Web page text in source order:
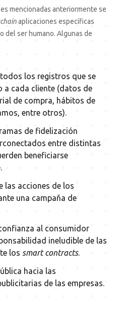
mencionadas anteriormente se
aplicaciones específicas
del ser humano. Algunas de
los registros que se
a cada cliente (datos de
de compra, hábitos de
entre otros).
de fidelización
entre distintas
beneficiarse
las acciones de los
una campaña de
al consumidor
ineludible de las
lossmart contracts.
hacia las
de las empresas.